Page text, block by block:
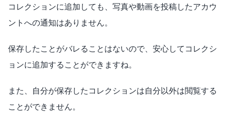
コレクションに追加しても、写真や動画を投稿したアカウ
ントへの通知はありません。
保存したことがバレることはないので、安心してコレクシ
ョンに追加することができますね。
また、自分が保存したコレクションは自分以外は閲覧する
ことができません。